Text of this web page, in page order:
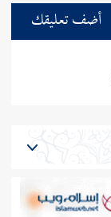
أضف تعليقك